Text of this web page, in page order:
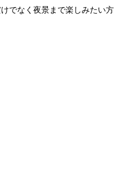
でなく夜景まで楽しみたい方